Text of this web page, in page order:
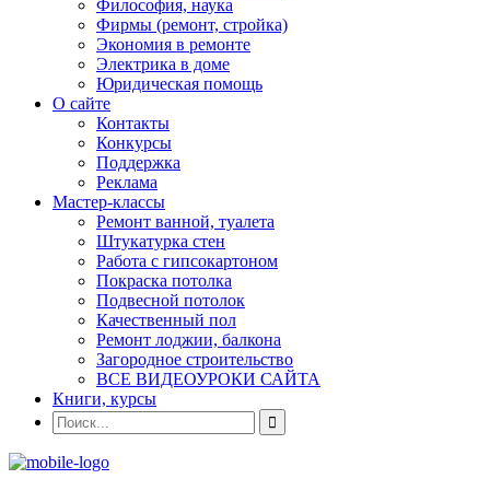
Философия, наука
Фирмы (ремонт, стройка)
Экономия в ремонте
Электрика в доме
Юридическая помощь
О сайте
Контакты
Конкурсы
Поддержка
Реклама
Мастер-классы
Ремонт ванной, туалета
Штукатурка стен
Работа с гипсокартоном
Покраска потолка
Подвесной потолок
Качественный пол
Ремонт лоджии, балкона
Загородное строительство
ВСЕ ВИДЕОУРОКИ САЙТА
Книги, курсы